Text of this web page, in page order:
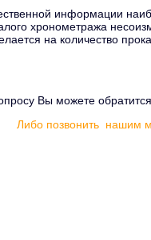
информации
хронометража
на количество
Вы можете
Либо позвонить нашим